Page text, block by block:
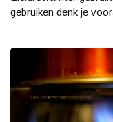
gebruiken denk je